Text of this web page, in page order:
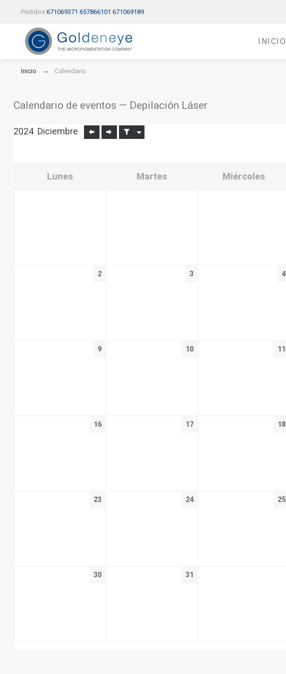
Pedidos 671069371 657866101 671069189
INICIO
Inicio Calendario
Calendario de eventos — Depilación Láser
2024 Diciembre
Lunes Martes Miércoles
2 3 4
9 10 11
16 17 18
23 24 25
30 31